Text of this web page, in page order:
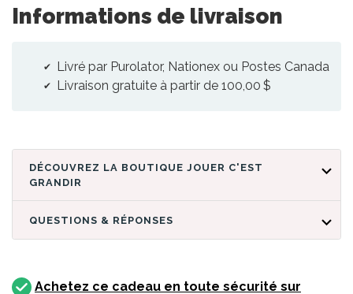
Informations de livraison
Livré par Purolator, Nationex ou Postes Canada
Livraison gratuite à partir de 100,00 $
DÉCOUVREZ LA BOUTIQUE JOUER C'EST
GRANDIR
QUESTIONS & RÉPONSES
Achetez ce cadeau en toute sécurité sur